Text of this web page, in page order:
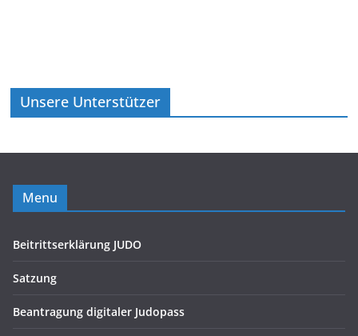
Unsere Unterstützer
Menu
Beitrittserklärung JUDO
Satzung
Beantragung digitaler Judopass